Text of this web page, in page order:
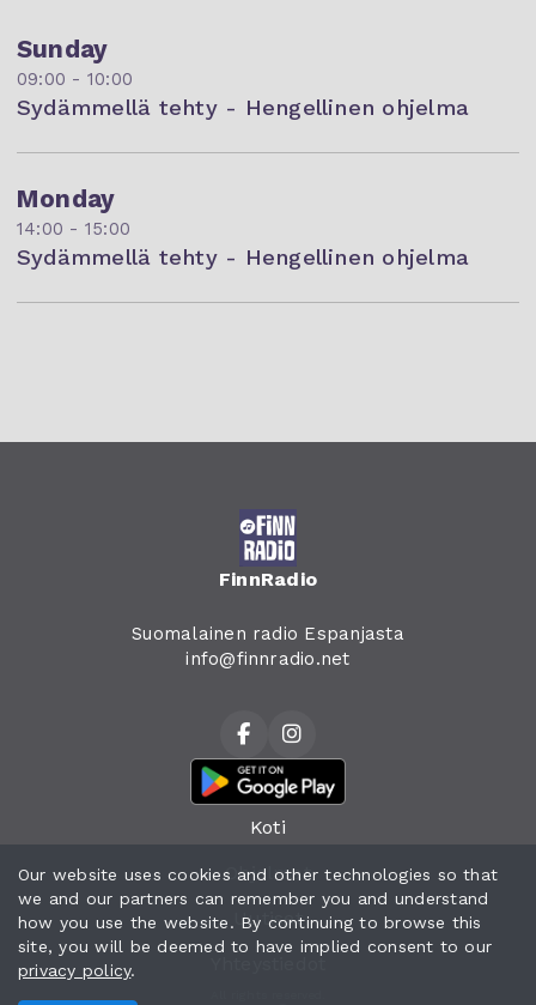
Sunday
09:00 - 10:00
Sydämmellä tehty - Hengellinen ohjelma
Monday
14:00 - 15:00
Sydämmellä tehty - Hengellinen ohjelma
FinnRadio
Suomalainen radio Espanjasta
info@finnradio.net
Koti
Ohjelmat
Uutiset
Yhteystiedot
Our website uses cookies and other technologies so that
we and our partners can remember you and understand
how you use the website. By continuing to browse this
site, you will be deemed to have implied consent to our
privacy policy.